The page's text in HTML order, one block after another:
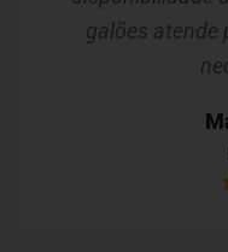
galões atende